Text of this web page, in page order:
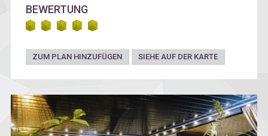
BEWERTUNG
ZUM PLAN HINZUFÜGEN SIEHE AUF DER KARTE